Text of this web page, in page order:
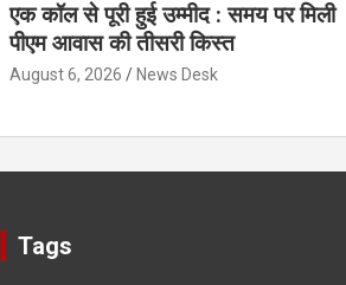
एक कॉल से पूरी हुई उम्मीद : समय पर मिली
पीएम आवास की तीसरी किस्त
August 6, 2026 News Desk
Tags